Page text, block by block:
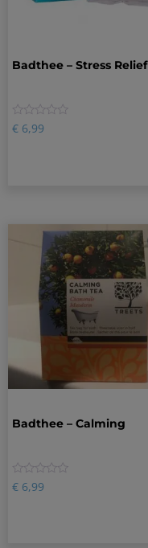
Badthee – Stress Relief
0
€ 6,99
Badthee – Calming
0
€ 6,99